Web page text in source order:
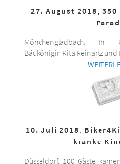
27. August 2018,
Mönchengladbach. In
Bäukönigin Rita Reinartz und
10. Juli 2018,
kranke
Düsseldorf. 100 Gäste